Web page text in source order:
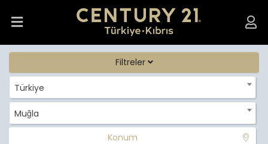
Filtreler
Türkiye
Muğla
Konum